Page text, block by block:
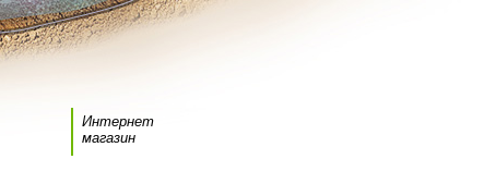
Интернет
магазин